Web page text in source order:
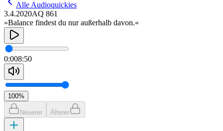
Alle Audioquickies
3.4.2020AQ 861
»Balance findest du nur außerhalb davon.«
0:008:50
100%
Neuerer Älterer